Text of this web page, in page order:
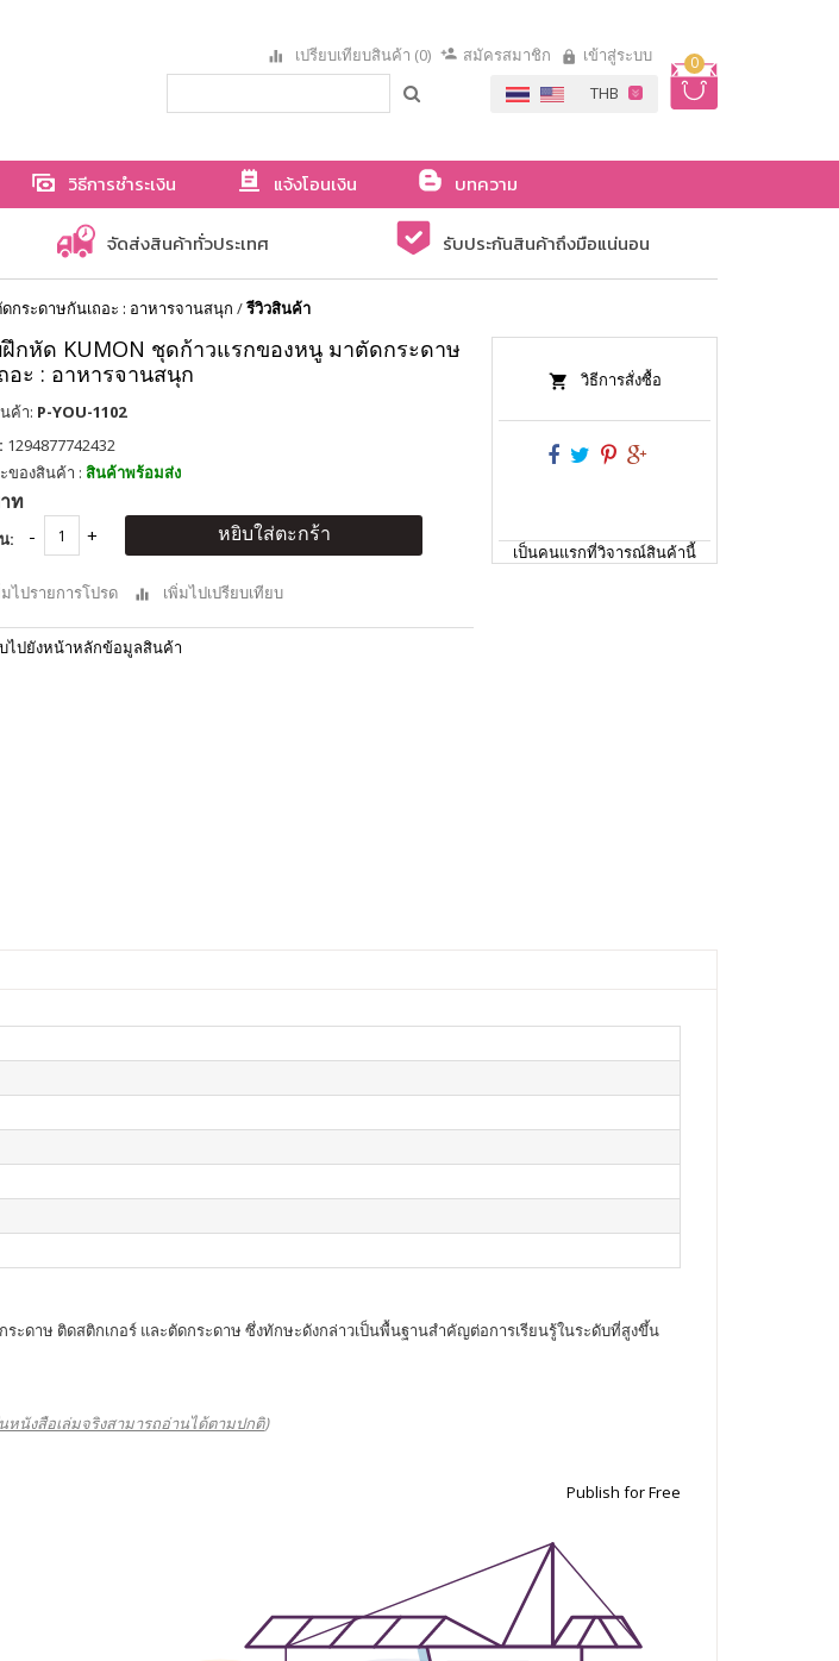
0
เปรียบเทียบสินค้า (0) สมัครสมาชิก เข้าสู่ระบบ
วิธีการชำระเงิน แจ้งโอนเงิน
บทความ
จัดส่งสินค้าทั่วประเทศ รับประกันสินค้าถึงมือแน่นอน
กระดาษกันเถอะ : อาหารจานสนุก /รีวิวสินค้า
กหัด KUMON ชุดก้าวแรกของหนู มาตัดกระดาษ
อะ : อาหารจานสนุก
ค้า: P-YOU-1102
1294877742432
ของสินค้า : สินค้าพร้อมส่ง
ท
: หยิบใส่ตะกร้า
มไปรายการโปรด เพิ่มไปเปรียบเทียบ
ไปยังหน้าหลักข้อมูลสินค้า
วิธีการสั่งซื้อ
เป็นคนแรกที่วิจารณ์สินค้านี้
ดาษ ติดสติกเกอร์ และตัดกระดาษ ซึ่งทักษะดังกล่าวเป็นพื้นฐานสำคัญต่อการเรียนรู้ในระดับที่สูงขึ้น
หนังสือเล่มจริงสามารถอ่านได้ตามปกติ)
Publish for Free